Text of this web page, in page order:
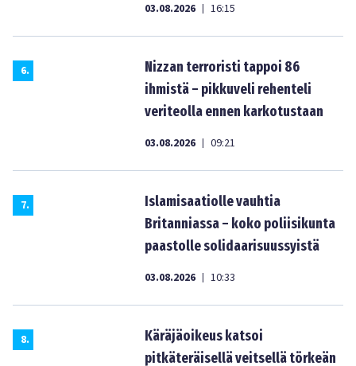
03.08.2026 | 16:15
6.
Nizzan terroristi tappoi 86
ihmistä – pikkuveli rehenteli
veriteolla ennen karkotustaan
03.08.2026 | 09:21
7.
Islamisaatiolle vauhtia
Britanniassa – koko poliisikunta
paastolle solidaarisuussyistä
03.08.2026 | 10:33
8.
Käräjäoikeus katsoi
pitkäteräisellä veitsellä törkeän